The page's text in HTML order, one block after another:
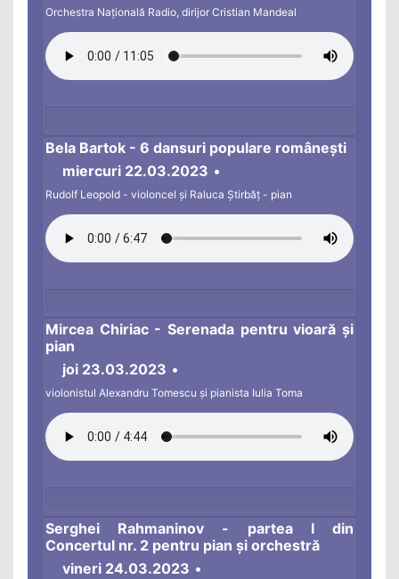
Orchestra Națională Radio, dirijor Cristian Mandeal
Bela Bartok - 6 dansuri populare românești
miercuri 22.03.2023 •
Rudolf Leopold - violoncel și Raluca Știrbăț - pian
Mircea Chiriac - Serenada pentru vioară și
pian
joi 23.03.2023 •
violonistul Alexandru Tomescu și pianista Iulia Toma
Serghei Rahmaninov - partea I din
Concertul nr. 2 pentru pian și orchestră
vineri 24.03.2023 •